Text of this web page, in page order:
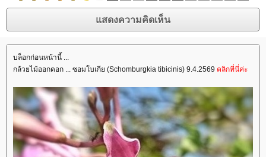
บล็อกก่อนหน้านี้ ...
กล้วยไม้ออกดอก ... ซอมโบเกีย (Schomburgkia tibicinis) 9.4.2569 คลิกที่นี่ค่ะ